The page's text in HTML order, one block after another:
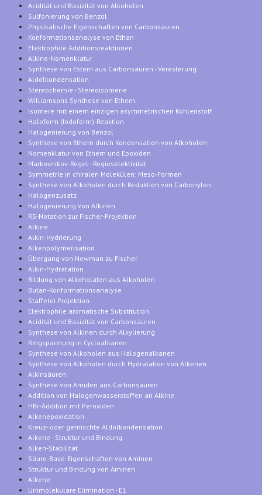
Acidität und Basizität von Alkoholen
Sulfonierung von Benzol
Physikalische Eigenschaften von Carbonsäuren
Konformationsanalyse von Ethan
Elektrophile Additionsreaktionen
Alkine-Nomenklatur
Synthese von Estern aus Carbonsäuren - Veresterung
Aldolkondensation
Stereochemie - Stereoisomerie
Williamsons Synthese von Ethern
Isomere mit einem einzigen asymmetrischen Kohlenstoff
Haloform (Iodoform)-Reaktion
Halogenierung von Benzol
Synthese von Ethern durch Kondensation von Alkoholen
Nomenklatur von Ethern und Epoxiden
Markovnikov-Regel - Regioselektivität
Symmetrie in chiralen Molekülen: Meso-Formen
Synthese von Alkoholen durch Reduktion von Carbonylen
Halogenzusatz
Halogenierung von Alkinen
RS-Notation zur Fischer-Projektion
Alkine
Alkin-Hydrierung
Alkenpolymerisation
Übergang von Newman zu Fischer
Alkin-Hydratation
Bildung von Alkoholaten aus Alkoholen
Butan-Konformationsanalyse
Staffelei Projektion
Elektrophile aromatische Substitution
Acidität und Basizität von Carbonsäuren
Synthese von Alkinen durch Alkylierung
Ringspannung in Cycloalkanen
Synthese von Alkoholen aus Halogenalkanen
Synthese von Alkoholen durch Hydratation von Alkenen
Alkinsäuren
Synthese von Amiden aus Carbonsäuren
Addition von Halogenwasserstoffen an Alkine
HBr-Addition mit Peroxiden
Alkenepoxidation
Kreuz- oder gemischte Aldolkondensation
Alkene - Struktur und Bindung
Alken-Stabilität
Säure-Base-Eigenschaften von Aminen
Struktur und Bindung von Aminen
Alkene
Unimolekulare Elimination - E1